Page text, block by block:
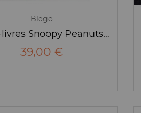
Blogo
Serre-livres Snoopy Peanuts - Figurine - Blogo
39,00 €